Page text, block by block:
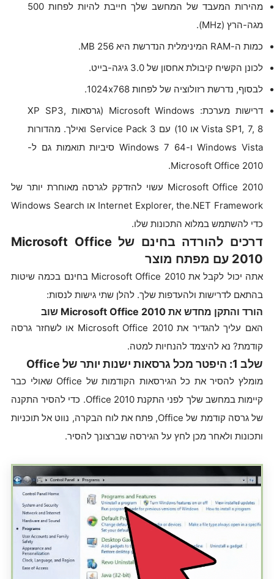
מהירות המעבד של המחשב שלך חייבת להיות לפחות 500
מגה-הרץ (MHz).
כמות ה-RAM המינימלית הנדרשת היא 256 MB.
לכונן הקשיח קיבולת אחסון של 3.0 גיגה-בייט.
לבסוף, נדרשת רזולוציה של לפחות 1024x768.
דרישות מערכת: Microsoft Windows (גרסאות XP SP3,
Vista SP1, 7, 8 או 10) עם Service Pack 3 ואילך. מהדורות
Windows Vista ו-Windows 7 64 סיביות תואמות גם ל-
Microsoft Office 2010.
Microsoft Office 2010 עשוי להזדקק לגרסה מאוחרת יותר של
Internet Explorer, the.NET Framework או Windows Search
כדי להשתמש במלוא התכונות שלו.
דרכים להורדה בחינם של Microsoft Office
2010 עם מפתח מוצר
אתה יכול לקבל את Microsoft Office 2010 בחינם בכמה שיטות
בהתאם לדרישות ולהעדפות שלך. להלן שתי גישות לנסות:
הורד והתקן מחדש את Microsoft Office 2010 שוב
האם עליך להגדיר את Microsoft Office 2010 או לשחזר גרסה
קודמת? נא להיצמד להנחיות למטה.
שלב 1: היפטר מכל גרסאות ישנות יותר של Office
מומלץ להסיר את כל הגירסאות הקודמות של Office שאולי כבר
קיימות במחשב שלך לפני התקנת Office 2010. כדי להסיר התקנה
של גרסה קודמת של Office, פתח את לוח הבקרה, נווט אל תוכניות
ותכונות ולאחר מכן לחץ על הגירסה שברצונך להסיר.